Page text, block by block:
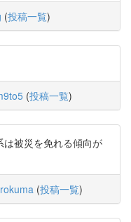
(投稿一覧)
(投稿一覧)
被災を免れる傾向が
(投稿一覧)